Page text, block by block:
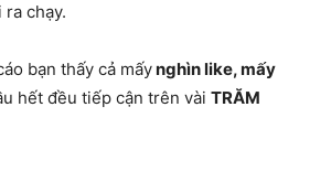
chạy.
bạn thấy cả mấynghìn like, mấy
hết đều tiếp cận trên vài TRĂM